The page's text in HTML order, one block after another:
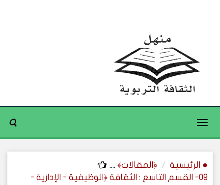
Toggle
● الرئيسية ﴿المقالات﴾ ....
09- القسم التاسع : الثقافة ﴿الوظيفية - الإدارية -